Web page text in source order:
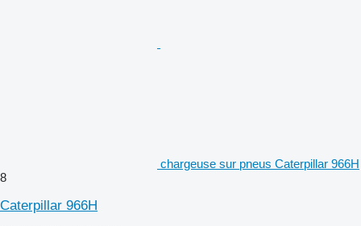
chargeuse sur pneus Caterpillar 966H
8
Caterpillar 966H